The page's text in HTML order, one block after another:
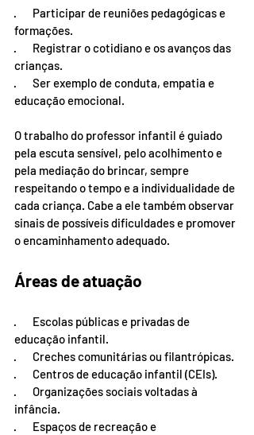
·       Participar de reuniões pedagógicas e
formações.
·       Registrar o cotidiano e os avanços das
crianças.
·       Ser exemplo de conduta, empatia e
educação emocional.
O trabalho do professor infantil é guiado
pela escuta sensível, pelo acolhimento e
pela mediação do brincar, sempre
respeitando o tempo e a individualidade de
cada criança. Cabe a ele também observar
sinais de possíveis dificuldades e promover
o encaminhamento adequado.
Áreas de atuação
·       Escolas públicas e privadas de
educação infantil.
·       Creches comunitárias ou filantrópicas.
·       Centros de educação infantil (CEIs).
·       Organizações sociais voltadas à
infância.
·       Espaços de recreação e